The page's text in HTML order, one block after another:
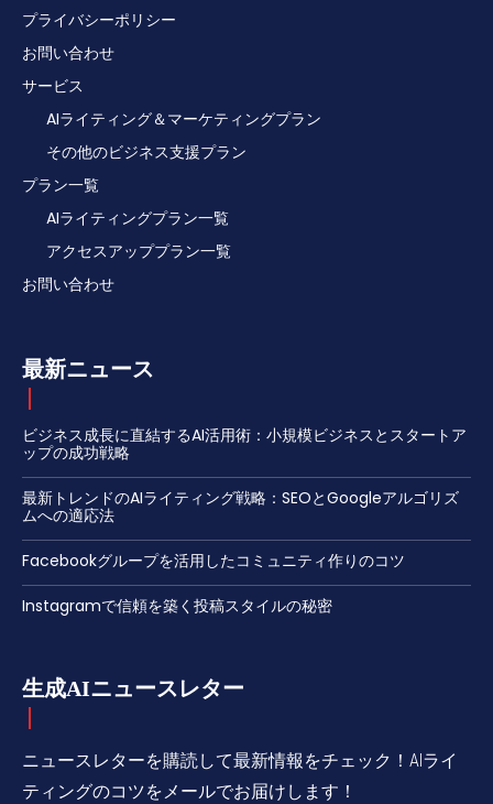
プライバシーポリシー
お問い合わせ
サービス
AIライティング＆マーケティングプラン
その他のビジネス支援プラン
プラン一覧
AIライティングプラン一覧
アクセスアッププラン一覧
お問い合わせ
最新ニュース
ビジネス成長に直結するAI活用術：小規模ビジネスとスタートア
ップの成功戦略
最新トレンドのAIライティング戦略：SEOとGoogleアルゴリズ
ムへの適応法
Facebookグループを活用したコミュニティ作りのコツ
Instagramで信頼を築く投稿スタイルの秘密
生成AIニュースレター
ニュースレターを購読して最新情報をチェック！AIライ
ティングのコツをメールでお届けします！